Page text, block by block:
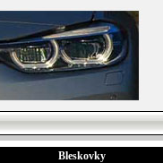
Bleskovky